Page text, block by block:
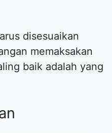
disesuaikan
memaksakan
baik adalah yang